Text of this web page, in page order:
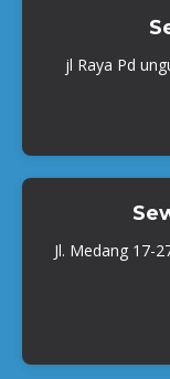
jl Raya Pd
Jl. Medang 17-